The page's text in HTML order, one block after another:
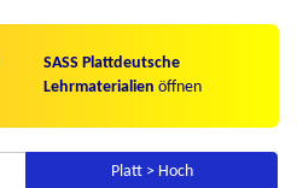
SASS Plattdeutsche
Lehrmaterialien öffnen
Platt > Hoch